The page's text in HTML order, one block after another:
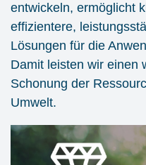
entwickeln, ermöglicht
effizientere,
Lösungen für die
Damit leisten wir einen
Schonung der
Umwelt.